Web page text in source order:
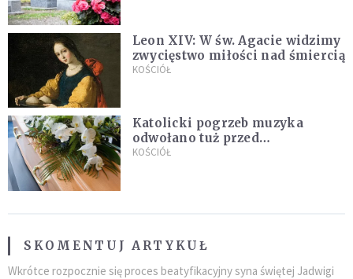
Leon XIV: W św. Agacie widzimy
zwycięstwo miłości nad śmiercią
KOŚCIÓŁ
Katolicki pogrzeb muzyka
odwołano tuż przed
uroczystością. Powodem była
KOŚCIÓŁ
SKOMENTUJ ARTYKUŁ
Wkrótce rozpocznie się proces beatyfikacyjny syna świętej Jadwigi